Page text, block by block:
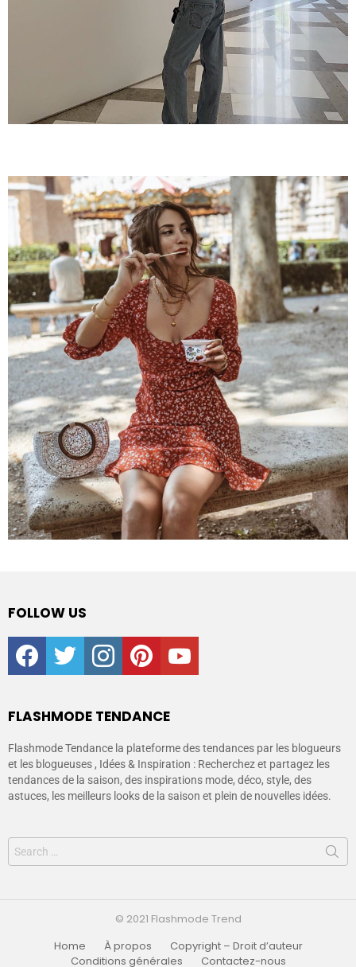
FOLLOW US
facebooktwitter instagrampinterestyoutube
FLASHMODE TENDANCE
Flashmode Tendance la plateforme des tendances par les blogueurs
et les blogueuses , Idées & Inspiration : Recherchez et partagez les
tendances de la saison, des inspirations mode, déco, style, des
astuces, les meilleurs looks de la saison et plein de nouvelles idées.
© 2021 Flashmode Trend
Home
À propos
Copyright – Droit d’auteur
Conditions générales
Contactez-nous